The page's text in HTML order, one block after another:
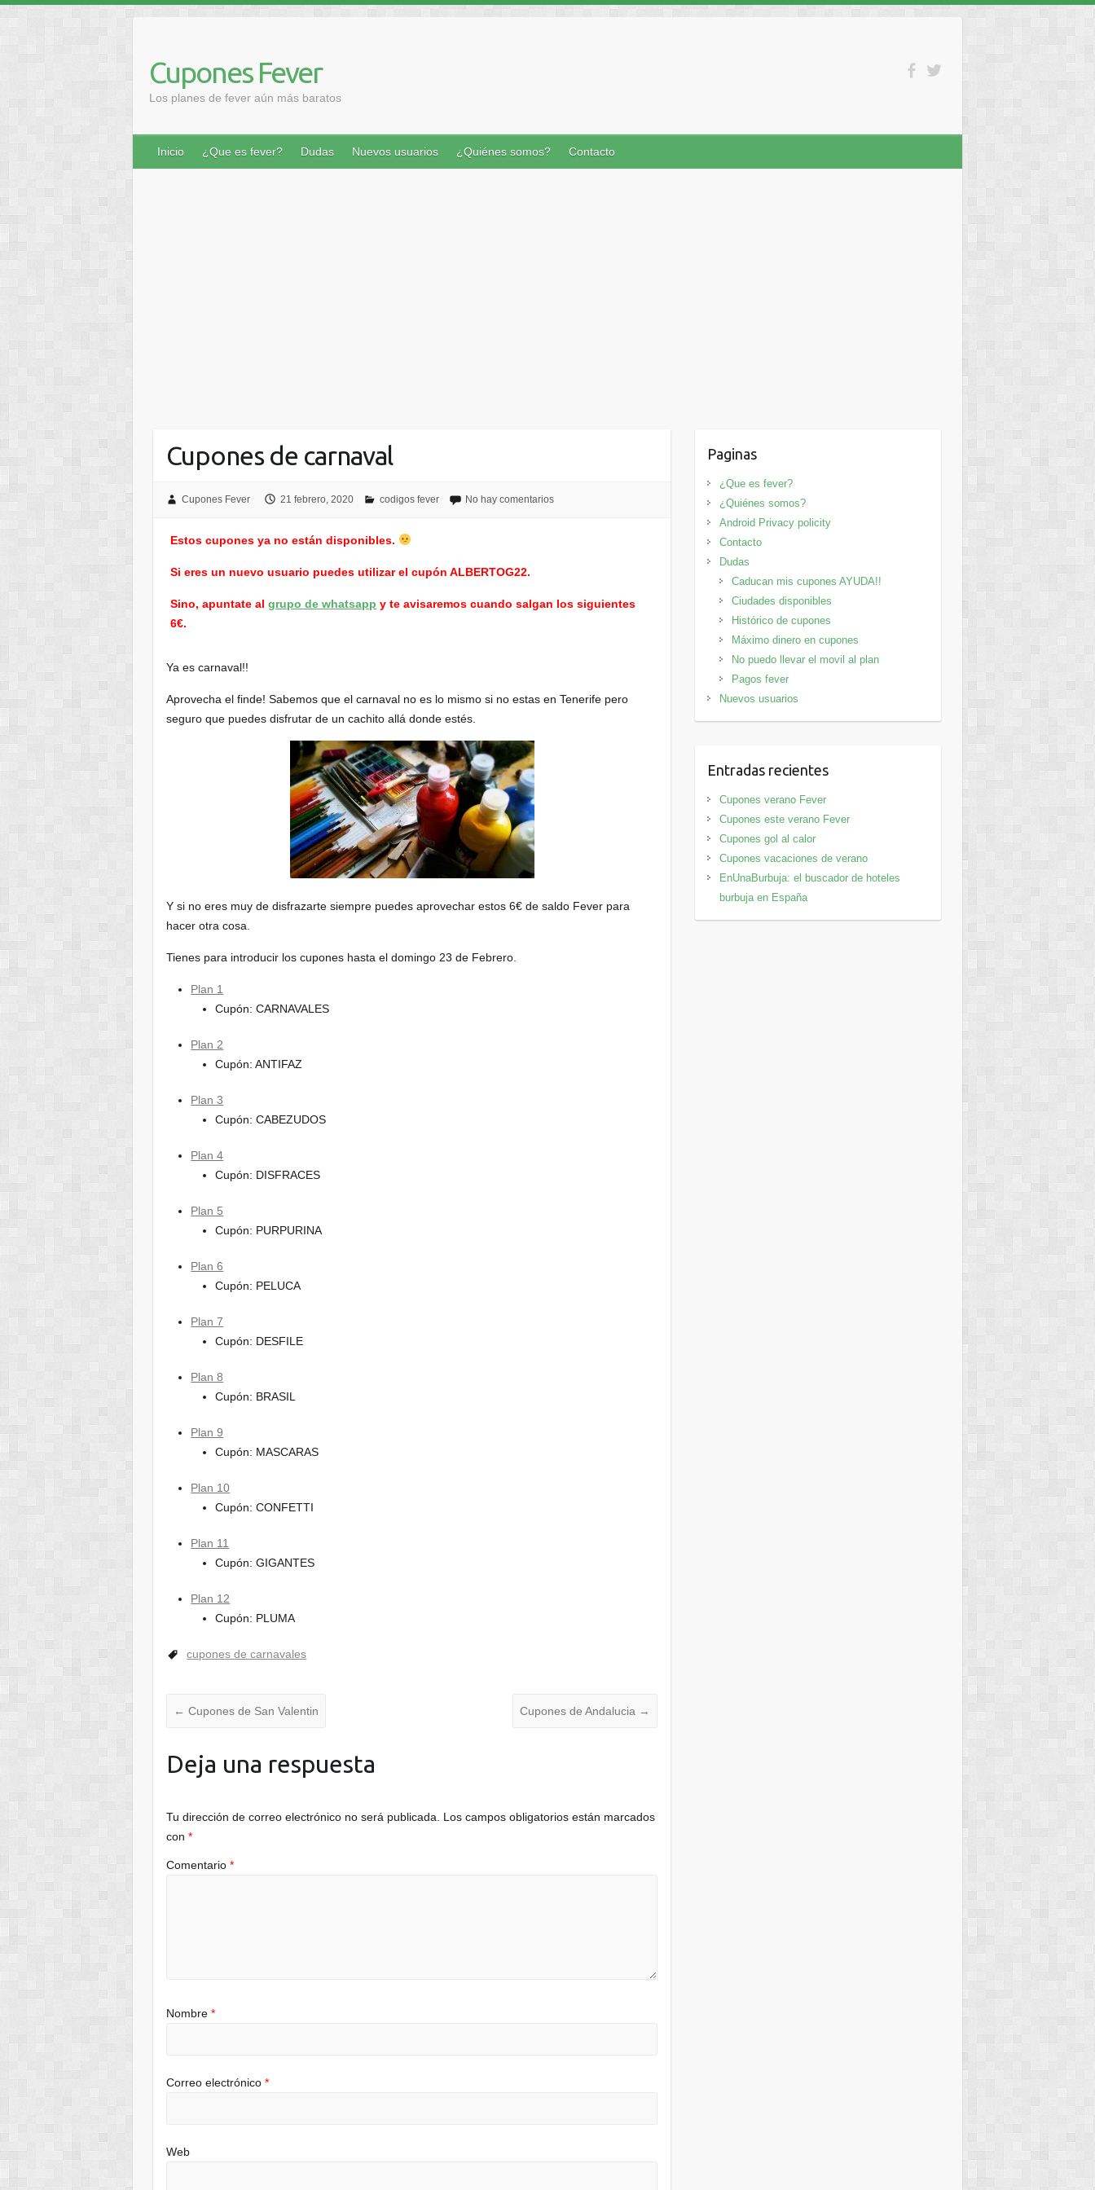
contenido
Cupones Fever
Los planes de fever aún más baratos
Inicio ¿Que es fever? Dudas Nuevos usuarios ¿Quiénes somos? Contacto
Cupones de carnaval
Cupones Fever 21 febrero, 2020 codigos fever No hay comentarios
Estos cupones ya no están disponibles.
Si eres un nuevo usuario puedes utilizar el cupón ALBERTOG22.
Sino, apuntate algrupo de whatsapp y te avisaremos cuando salgan los siguientes
6€.
Ya es carnaval!!
Aprovecha el finde! Sabemos que el carnaval no es lo mismo si no estas en Tenerife pero
seguro que puedes disfrutar de un cachito allá donde estés.
Y si no eres muy de disfrazarte siempre puedes aprovechar estos 6€ de saldo Fever para
hacer otra cosa.
Tienes para introducir los cupones hasta el domingo 23 de Febrero.
Plan 1
Cupón: CARNAVALES
Plan 2
Cupón: ANTIFAZ
Plan 3
Cupón: CABEZUDOS
Plan 4
Cupón: DISFRACES
Plan 5
Cupón: PURPURINA
Plan 6
Cupón: PELUCA
Plan 7
Cupón: DESFILE
Plan 8
Cupón: BRASIL
Plan 9
Cupón: MASCARAS
Plan 10
Cupón: CONFETTI
Plan 11
Cupón: GIGANTES
Plan 12
Cupón: PLUMA
cupones de carnavales
← Cupones de San Valentin Cupones de Andalucia →
Deja una respuesta
Tu dirección de correo electrónico no será publicada.
Los campos obligatorios están marcados
con*
Comentario*
Nombre*
Correo electrónico*
Web
Paginas
¿Que es fever?
¿Quiénes somos?
Android Privacy policity
Contacto
Dudas
Caducan mis cupones AYUDA!!
Ciudades disponibles
Histórico de cupones
Máximo dinero en cupones
No puedo llevar el movil al plan
Pagos fever
Nuevos usuarios
Entradas recientes
Cupones verano Fever
Cupones este verano Fever
Cupones gol al calor
Cupones vacaciones de verano
EnUnaBurbuja: el buscador de hoteles
burbuja en España